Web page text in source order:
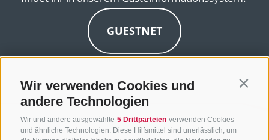
Wir verwenden Cookies und
andere Technologien
Wir und andere ausgewählte 5 Drittparteien verwenden Cookies
und ähnliche Technologien. Diese Hilfsmittel sind unerlässlich, um
GUESTNET